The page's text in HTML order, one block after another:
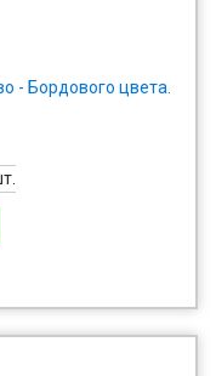
- Бордового цвета.